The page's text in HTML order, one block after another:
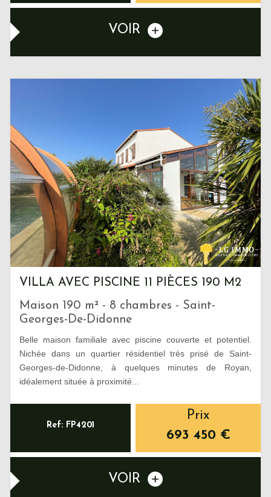
VOIR
VILLA AVEC PISCINE 11 PIÈCES 190 M2
Maison 190 m² - 8 chambres - Saint-
Georges-De-Didonne
Belle maison familiale avec piscine couverte et potentiel.
Nichée dans un quartier résidentiel très prisé de Saint-
Georges-de-Didonne, à quelques minutes de Royan,
idéalement située à proximité...
Ref: FP4201
Prix
693 450 €
VOIR